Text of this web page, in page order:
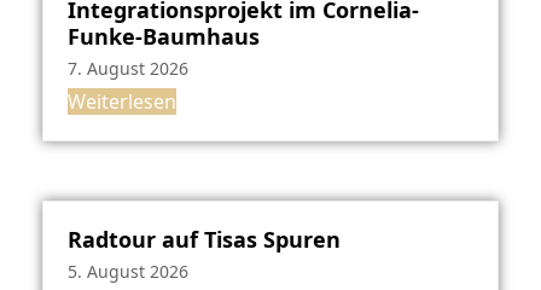
Integrationsprojekt im Cornelia-
Funke-Baumhaus
7. August 2026
Weiterlesen
Radtour auf Tisas Spuren
5. August 2026